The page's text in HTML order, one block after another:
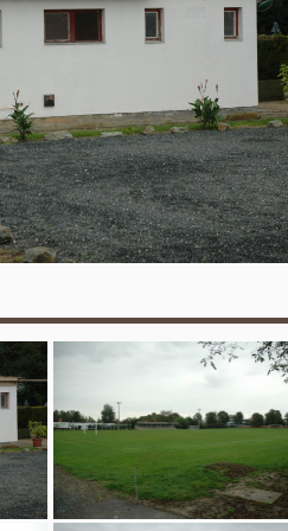
Gyerekeknek
Sport
Buli/Disco
Kiemelt rendezvények
Tanfolyam, képzés
Egyházi, vallási
Egyebek
Ünnepek,
megemlékezések
Megyei kitekintő
most
Fák
Egyéb
Röplabda